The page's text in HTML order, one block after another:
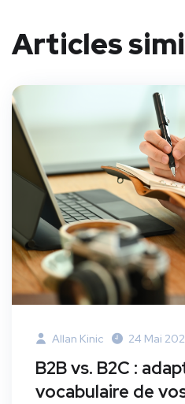
Articles
Allan Kinic 24 Mai
B2B vs. B2C :
vocabulaire de